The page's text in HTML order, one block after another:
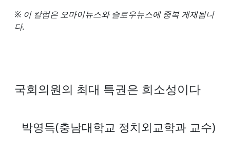
※ 이 칼럼은 오마이뉴스와 슬로우뉴스에 중복 게재됩니
다.
국회의원의 최대 특권은 희소성이다
박영득(충남대학교 정치외교학과 교수)